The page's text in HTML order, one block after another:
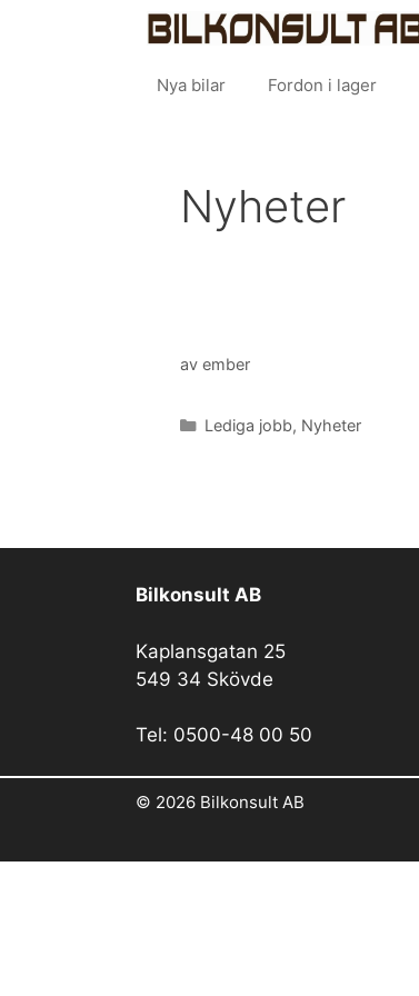
Nya bilar Fordon i lager
Nyheter
av ember
Kategorier
Lediga jobb, Nyheter
Bilkonsult AB
Kaplansgatan 25
549 34 Skövde
Tel: 0500-48 00 50
© 2026 Bilkonsult AB